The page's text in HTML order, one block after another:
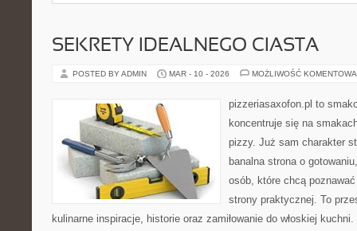
SEKRETY IDEALNEGO CIASTA
POSTED BY ADMIN MAR - 10 - 2026 MOŻLIWOŚĆ
pizzeriasaxofon.pl to
koncentruje się na
pizzy. Już sam charakter
banalna strona o
osób, które chcą
strony praktycznej. To
kulinarne inspiracje, historie oraz zamiłowanie do włoskiej